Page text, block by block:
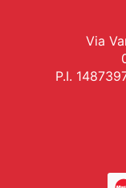
Via
P.I.